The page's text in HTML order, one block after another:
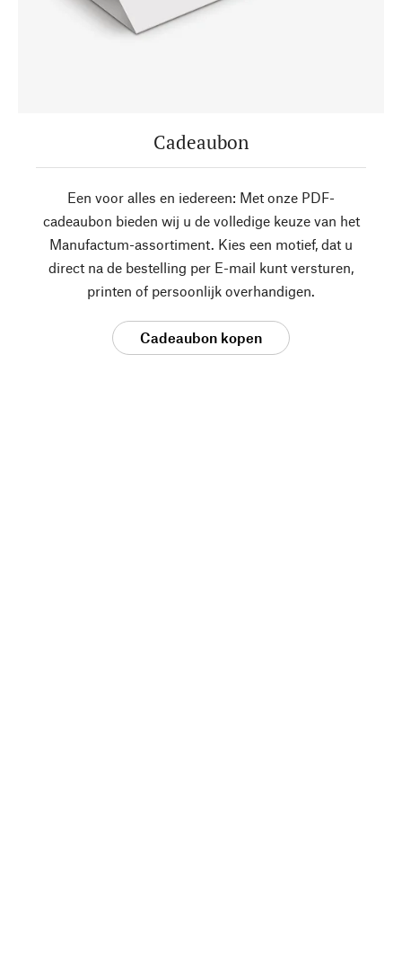
Cadeaubon
Een voor alles en iedereen: Met onze PDF-
cadeaubon bieden wij u de volledige keuze van het
Manufactum-assortiment. Kies een motief, dat u
direct na de bestelling per E-mail kunt versturen,
printen of persoonlijk overhandigen.
Cadeaubon kopen